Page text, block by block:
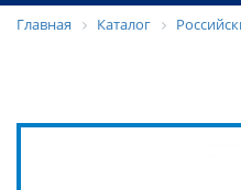
Главная Каталог